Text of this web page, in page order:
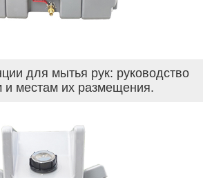
для мытья рук: руководство
и местам их размещения.